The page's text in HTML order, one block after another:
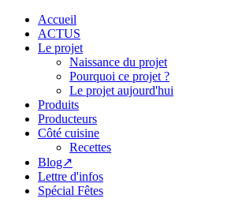
Accueil
ACTUS
Le projet
Naissance du projet
Pourquoi ce projet ?
Le projet aujourd'hui
Produits
Producteurs
Côté cuisine
Recettes
Blog↗
Lettre d'infos
Spécial Fêtes